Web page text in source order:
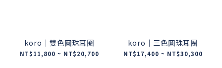
koro｜雙色圓珠耳圈
NT$11,800 ~ NT$20,700
koro｜三色圓珠耳圈
NT$17,400 ~ NT$30,300